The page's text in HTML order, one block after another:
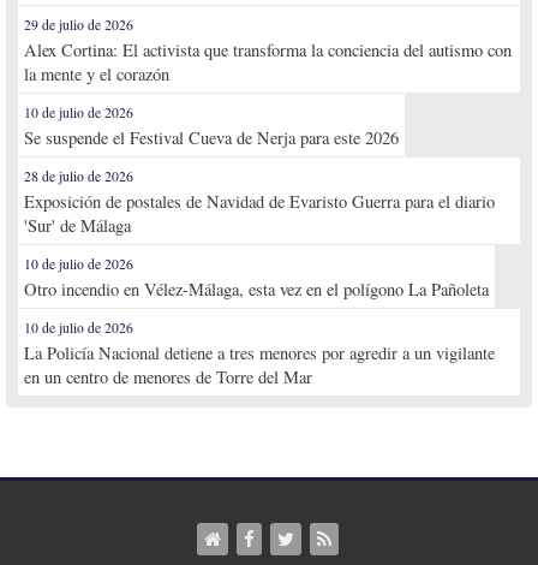
29 de julio de 2026
Alex Cortina: El activista que transforma la conciencia del autismo con
la mente y el corazón
10 de julio de 2026
Se suspende el Festival Cueva de Nerja para este 2026
28 de julio de 2026
Exposición de postales de Navidad de Evaristo Guerra para el diario
'Sur' de Málaga
10 de julio de 2026
Otro incendio en Vélez-Málaga, esta vez en el polígono La Pañoleta
10 de julio de 2026
La Policía Nacional detiene a tres menores por agredir a un vigilante
en un centro de menores de Torre del Mar